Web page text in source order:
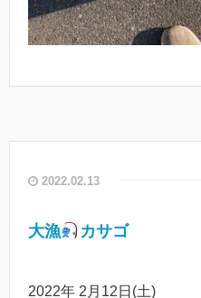
2022.02.13
大漁 カサゴ
2022年 2月12日(土)